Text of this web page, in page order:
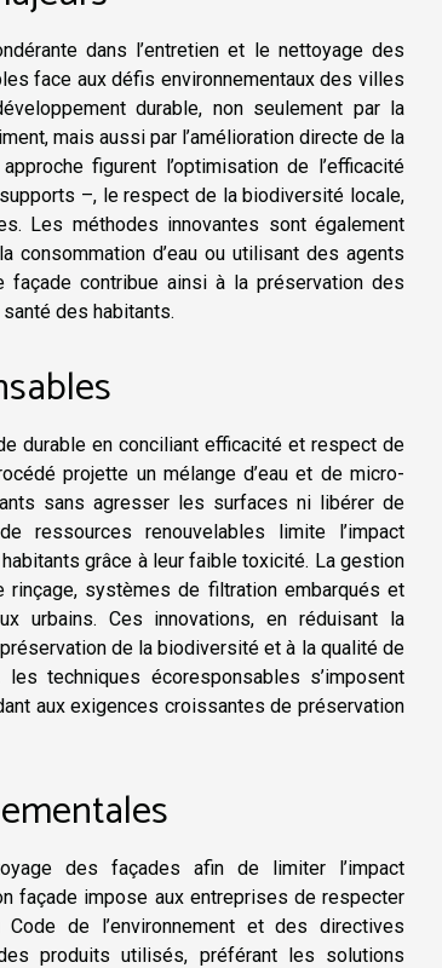
dans l’entretien et le nettoyage des
face aux défis environnementaux des villes
durable, non seulement par la
mais aussi par l’amélioration directe de la
figurent l’optimisation de l’efficacité
–, le respect de la biodiversité locale,
Les méthodes innovantes sont également
d’eau ou utilisant des agents
façade contribue ainsi à la préservation des
des habitants.
durable en conciliant efficacité et respect de
projette un mélange d’eau et de micro-
sans agresser les surfaces ni libérer de
ressources renouvelables limite l’impact
grâce à leur faible toxicité. La gestion
rinçage, systèmes de filtration embarqués et
urbains. Ces innovations, en réduisant la
de la biodiversité et à la qualité de
techniques écoresponsables s’imposent
aux exigences croissantes de préservation
des façades afin de limiter l’impact
façade impose aux entreprises de respecter
de l’environnement et des directives
produits utilisés, préférant les solutions